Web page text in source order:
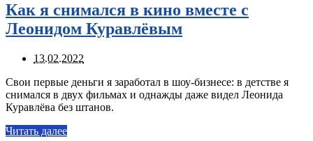
Как я снимался в кино вместе с
Леонидом Куравлёвым
13.02.2022
Свои первые деньги я заработал в шоу-бизнесе: в детстве я
снимался в двух фильмах и однажды даже видел Леонида
Куравлёва без штанов.
Читать далее